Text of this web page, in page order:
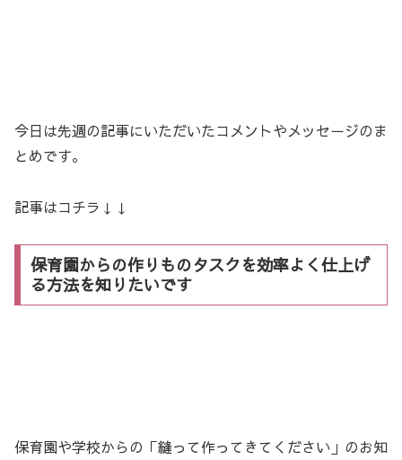
今日は先週の記事にいただいたコメントやメッセージのま
とめです。
記事はコチラ↓↓
保育園からの作りものタスクを効率よく仕上げ
る方法を知りたいです
保育園や学校からの「縫って作ってきてください」のお知